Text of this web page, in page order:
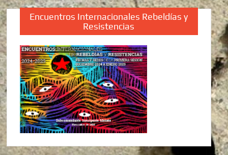
Encuentros Internacionales Rebeldías y
Resistencias